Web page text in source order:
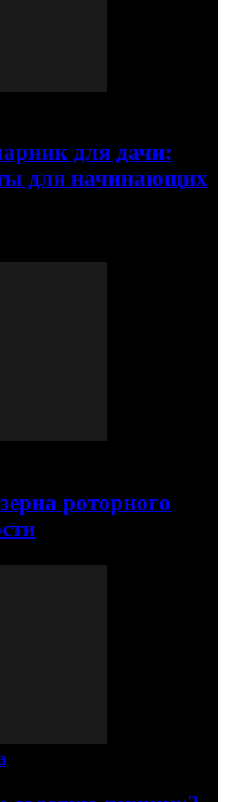
для дачи:
для начинающих
роторного